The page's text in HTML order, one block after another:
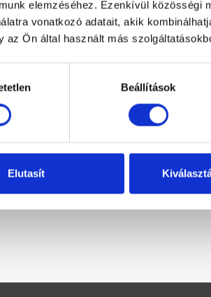
elemzéséhez. Ezenkívül közösségi
vonatkozó adatait, akik
az Ön által használt más
Beállítások
Elutasít